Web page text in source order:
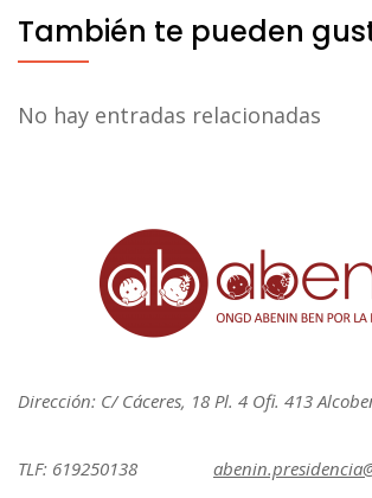
También te pueden
No hay entradas relacionadas
Dirección: C/ Cáceres, 18 Pl. 4 Ofi. 413
TLF: 619250138